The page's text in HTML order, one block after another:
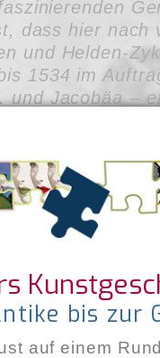
dass hier nach
und Helden-
1534 im
und Jacobäa –
Jahre alten
für den
Zeitalter der
führt uns die
im
größte
findet imbis zur
auf einem